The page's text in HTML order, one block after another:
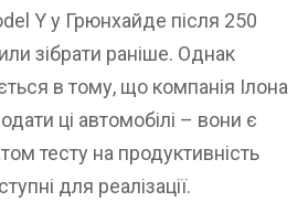
Y у Грюнхайде після 250
зібрати раніше. Однак
в тому, що компанія Ілона
ці автомобілі – вони є
тесту на продуктивність
для реалізації.